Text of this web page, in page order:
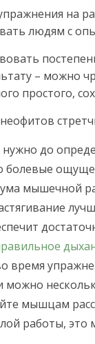
на
людям с
– можно
простого,
нужно до
болевые
мышечной
время
мышцам
работы,